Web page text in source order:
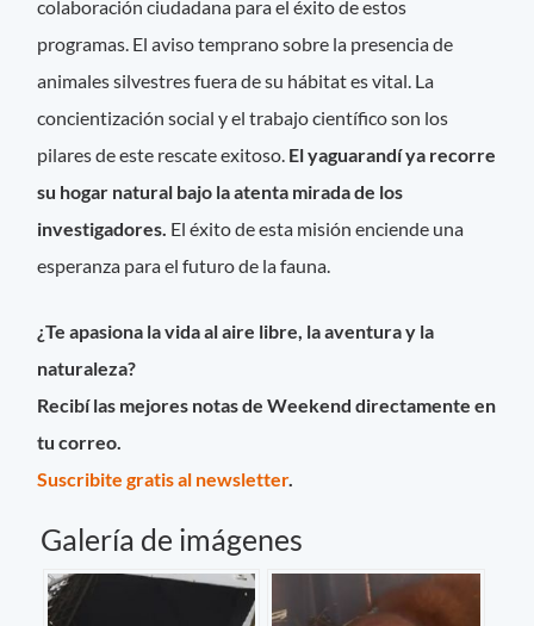
colaboración ciudadana para el éxito de estos
programas. El aviso temprano sobre la presencia de
animales silvestres fuera de su hábitat es vital. La
concientización social y el trabajo científico son los
pilares de este rescate exitoso. El yaguarandí ya recorre
su hogar natural bajo la atenta mirada de los
investigadores. El éxito de esta misión enciende una
esperanza para el futuro de la fauna.
¿Te apasiona la vida al aire libre, la aventura y la
naturaleza?
Recibí las mejores notas de Weekend directamente en
tu correo.
Suscribite gratis al newsletter.
Galería de imágenes